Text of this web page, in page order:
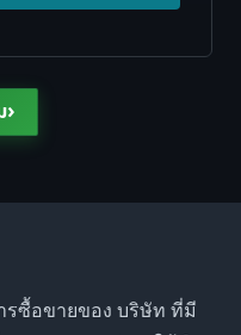
›
รซื้อขายของ บริษัท ที่มี